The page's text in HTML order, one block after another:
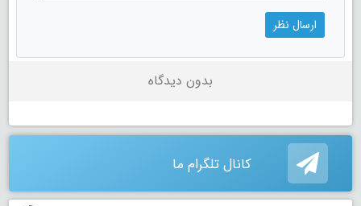
بدون دیدگاه
کانال تلگرام ما